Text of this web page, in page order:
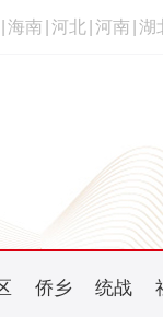
海南 河北 河南 湖
侨乡 统战